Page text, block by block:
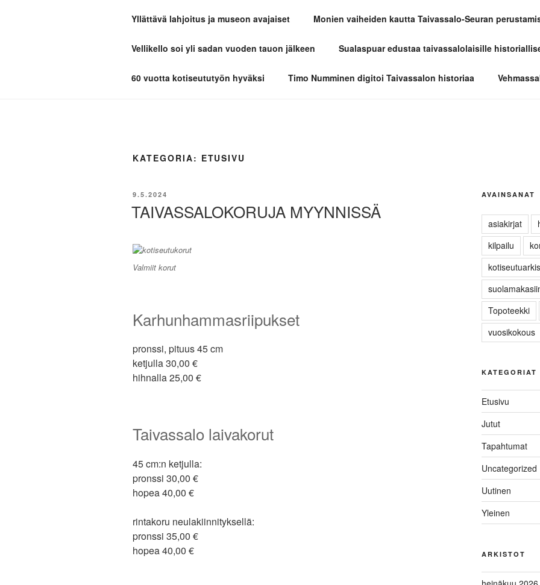
TAIVASSALO-SEURA
Yllättävä lahjoitus ja museon avajaiset Monien vaiheiden kautta Taivassalo-Seuran
Vellikello soi yli sadan vuoden tauon jälkeen Sualaspuar edustaa taivassalolaisille
60 vuotta kotiseututyön hyväksi Timo Numminen digitoi Taivassalon historiaa
KATEGORIA: ETUSIVU
JULKAISTU
9.5.2024
TAIVASSALOKORUJA MYYNNISSÄ
Valmiit korut
Karhunhammasriipukset
pronssi, pituus 45 cm
ketjulla 30,00 €
hihnalla 25,00 €
Taivassalo laivakorut
45 cm:n ketjulla:
pronssi 30,00 €
hopea 40,00 €
rintakoru neulakiinnityksellä:
pronssi 35,00 €
hopea 40,00 €
AVAINSANAT
asiakirjat
kilpailu
Topoteekki
vuosikokous
KATEGORIAT
Etusivu
Jutut
Tapahtumat
Uncategorized
Uutinen
Yleinen
ARKISTOT